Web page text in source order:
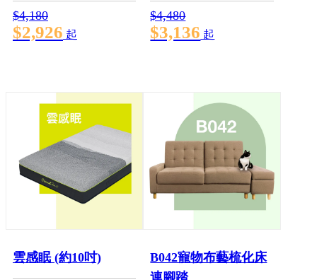
$4,180
$2,926 起
$4,480
$3,136 起
雲感眠 (約10吋)
B042寵物布藝梳化床
連腳踏